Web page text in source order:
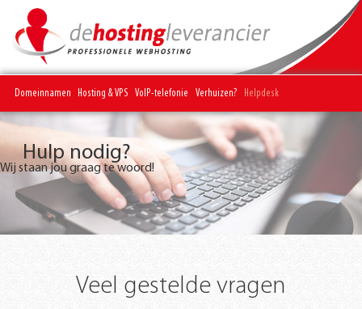
Domeinnamen Hosting & VPS VoIP-telefonie Verhuizen? Helpdesk
Hulp nodig?
Wij staan jou graag te woord!
Veel gestelde vragen